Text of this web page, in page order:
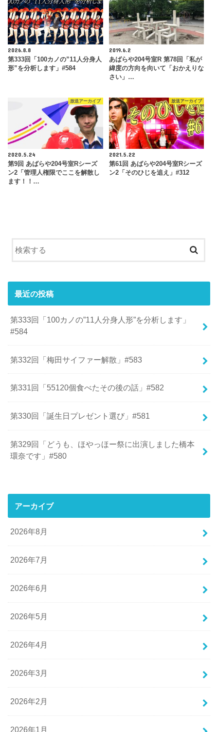
2026.8.8
第333回「100カノの”11人分身人
形”を分析します」#584
2019.6.2
あばらや204号室R 第78回「私が
緯度の方向を向いて「おかえりな
さい」…
放送アーカイブ
2020.5.24
第9回 あばらや204号室Rシーズ
ン2「管理人権限でここを解散し
ます！！…
放送アーカイブ
2021.5.22
第61回 あばらや204号室Rシーズ
ン2「そのひじを追え」#312
最近の投稿
第333回「100カノの”11人分身人形”を分析します」
#584
第332回「梅田サイファー解散」#583
第331回「55120個食べたその後の話」#582
第330回「誕生日プレゼント選び」#581
第329回「どうも、ほやっほー祭に出演しました橋本
環奈です」#580
アーカイブ
2026年8月
2026年7月
2026年6月
2026年5月
2026年4月
2026年3月
2026年2月
2026年1月